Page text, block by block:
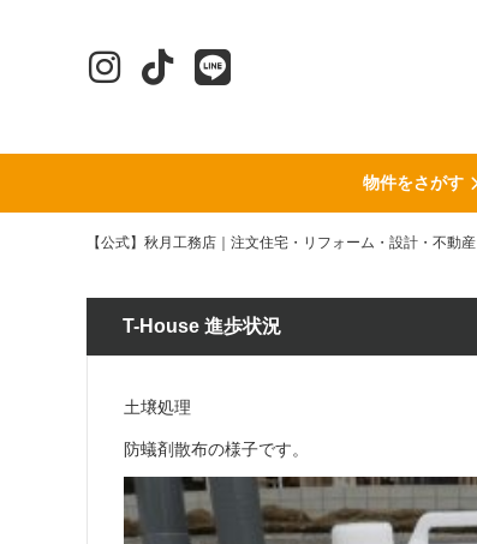
物件をさがす
【公式】秋月工務店｜注文住宅・リフォーム・設計・不動産
T-House 進歩状況
土壌処理
防蟻剤散布の様子です。